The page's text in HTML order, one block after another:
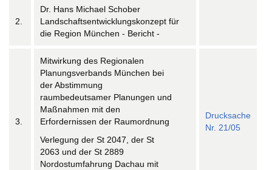
2.
Dr. Hans Michael Schober
Landschaftsentwicklungskonzept für
die Region München - Bericht -
3.
Mitwirkung des Regionalen
Planungsverbands München bei
der Abstimmung
raumbedeutsamer Planungen und
Maßnahmen mit den
Erfordernissen der Raumordnung
Verlegung der St 2047, der St
2063 und der St 2889
Nordostumfahrung Dachau mit
Drucksache
Nr. 21/05